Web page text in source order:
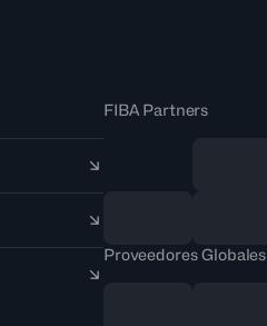
FIBA Partners
Proveedores Globales